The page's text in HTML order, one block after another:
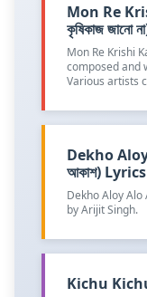
Mon Re
কৃষিকাজ জানো
Mon Re Krishi
composed and
Various artists
Dekho
আকাশ) Lyrics
Dekho Aloy
by Arijit Singh.
Kichu